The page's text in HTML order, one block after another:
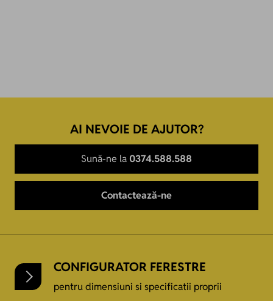
AI NEVOIE DE AJUTOR?
Sună-ne la 0374.588.588
Contactează-ne
CONFIGURATOR FERESTRE
pentru dimensiuni si specificatii proprii